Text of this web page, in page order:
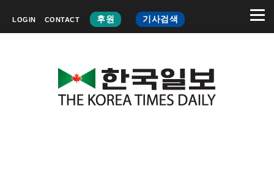
LOGIN CONTACT 후원 기사검색